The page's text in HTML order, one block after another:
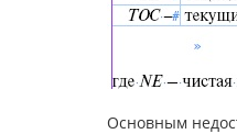
Основным